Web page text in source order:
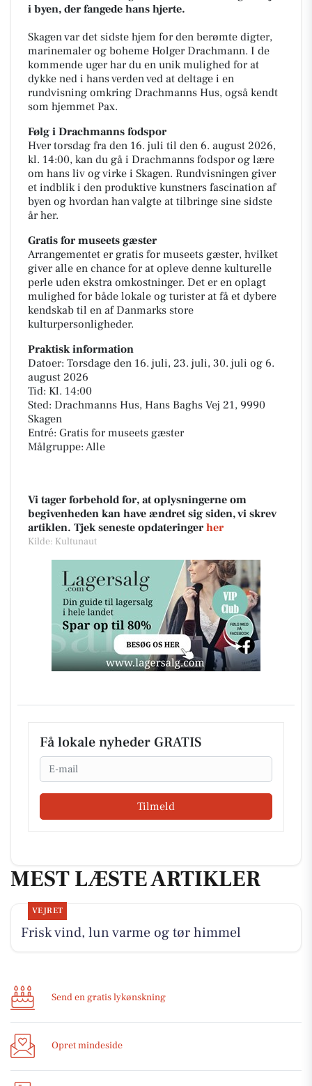
i byen, der fangede hans hjerte.
Skagen var det sidste hjem for den berømte digter,
marinemaler og boheme Holger Drachmann. I de
kommende uger har du en unik mulighed for at
dykke ned i hans verden ved at deltage i en
rundvisning omkring Drachmanns Hus, også kendt
som hjemmet Pax.
Følg i Drachmanns fodspor
Hver torsdag fra den 16. juli til den 6. august 2026,
kl. 14:00, kan du gå i Drachmanns fodspor og lære
om hans liv og virke i Skagen. Rundvisningen giver
et indblik i den produktive kunstners fascination af
byen og hvordan han valgte at tilbringe sine sidste
år her.
Gratis for museets gæster
Arrangementet er gratis for museets gæster, hvilket
giver alle en chance for at opleve denne kulturelle
perle uden ekstra omkostninger. Det er en oplagt
mulighed for både lokale og turister at få et dybere
kendskab til en af Danmarks store
kulturpersonligheder.
Praktisk information
Datoer: Torsdage den 16. juli, 23. juli, 30. juli og 6.
august 2026
Tid: Kl. 14:00
Sted: Drachmanns Hus, Hans Baghs Vej 21, 9990
Skagen
Entré: Gratis for museets gæster
Målgruppe: Alle
Vi tager forbehold for, at oplysningerne om
begivenheden kan have ændret sig siden, vi skrev
artiklen. Tjek seneste opdateringer her
Kilde: Kultunaut
Få lokale nyheder GRATIS
Email
Tilmeld
MEST LÆSTE ARTIKLER
VEJRET
Frisk vind, lun varme og tør himmel
Send en gratis lykønskning
Opret mindeside